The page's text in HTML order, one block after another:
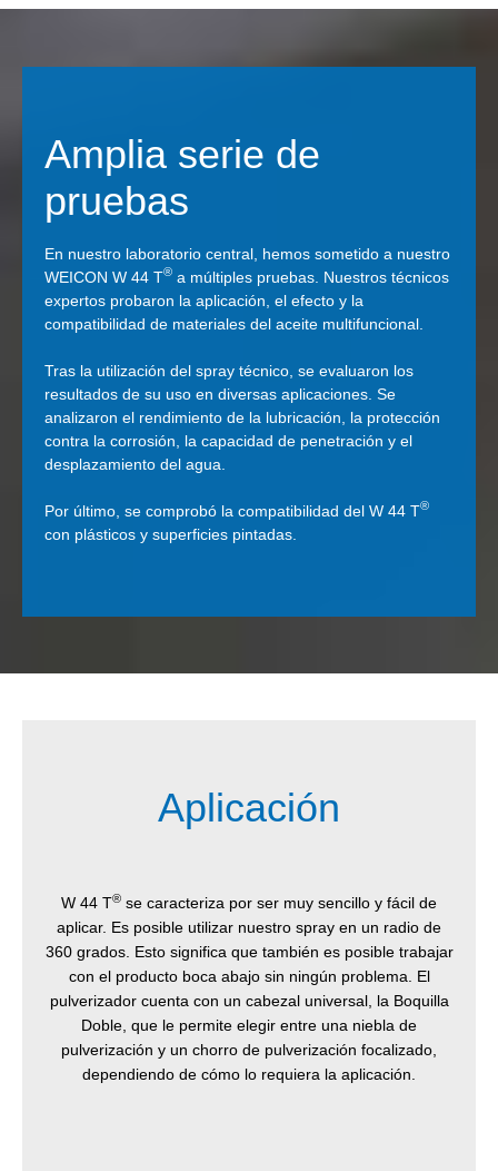
Amplia serie de
pruebas
En nuestro laboratorio central, hemos sometido a nuestro
WEICON W 44 T® a múltiples pruebas. Nuestros técnicos
expertos probaron la aplicación, el efecto y la
compatibilidad de materiales del aceite multifuncional.
Tras la utilización del spray técnico, se evaluaron los
resultados de su uso en diversas aplicaciones. Se
analizaron el rendimiento de la lubricación, la protección
contra la corrosión, la capacidad de penetración y el
desplazamiento del agua.
Por último, se comprobó la compatibilidad del W 44 T®
con plásticos y superficies pintadas.
Aplicación
W 44 T® se caracteriza por ser muy sencillo y fácil de
aplicar. Es posible utilizar nuestro spray en un radio de
360 grados. Esto significa que también es posible trabajar
con el producto boca abajo sin ningún problema. El
pulverizador cuenta con un cabezal universal, la Boquilla
Doble, que le permite elegir entre una niebla de
pulverización y un chorro de pulverización focalizado,
dependiendo de cómo lo requiera la aplicación.